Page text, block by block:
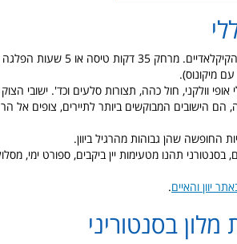
האי סנטוריני שוכן דרומית לאתונה בקבוצת האיים הקיקלאדיים.
מיקונוס).
וולקני, חול כהה, תצורות סלעים וכד'. ישובי
הם הישובים המבוקשים ביותר לתיירים, צופים אל
החופשה שהן גבוהות מהרגיל ביוון.
בסנטורני תהנו מטעימות יין ביקבים, ספורט ימי,
יוון והאיים.
בסנטוריני